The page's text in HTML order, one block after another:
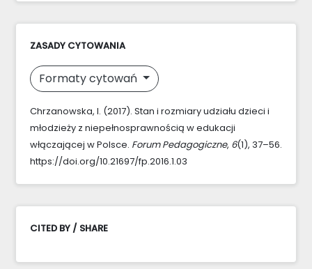
ZASADY CYTOWANIA
Formaty cytowań
Chrzanowska, I. (2017). Stan i rozmiary udziału dzieci i
młodzieży z niepełnosprawnością w edukacji
włączającej w Polsce. Forum Pedagogiczne, 6(1), 37–56.
https://doi.org/10.21697/fp.2016.1.03
CITED BY / SHARE